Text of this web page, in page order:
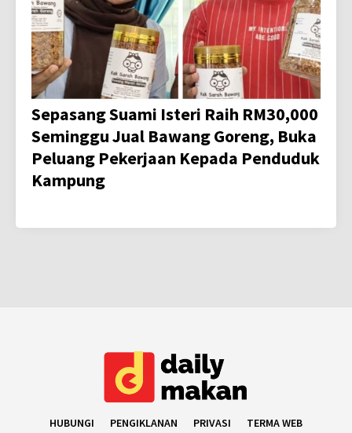
Sepasang Suami Isteri Raih RM30,000
Seminggu Jual Bawang Goreng, Buka
Peluang Pekerjaan Kepada Penduduk
Kampung
HUBUNGI PENGIKLANAN PRIVASI TERMA WEB